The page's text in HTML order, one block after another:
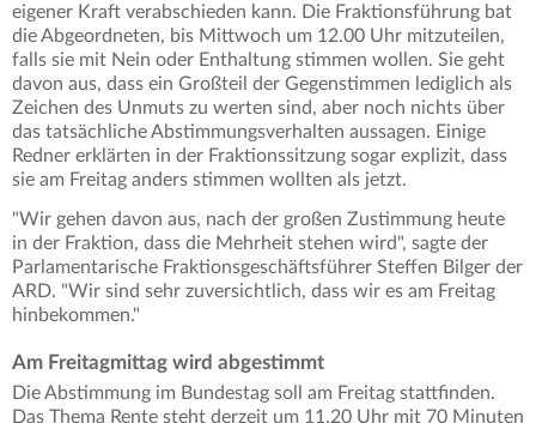
eigener Kraft verabschieden kann. Die Fraktionsführung bat
die Abgeordneten, bis Mittwoch um 12.00 Uhr mitzuteilen,
falls sie mit Nein oder Enthaltung stimmen wollen. Sie geht
davon aus, dass ein Großteil der Gegenstimmen lediglich als
Zeichen des Unmuts zu werten sind, aber noch nichts über
das tatsächliche Abstimmungsverhalten aussagen. Einige
Redner erklärten in der Fraktionssitzung sogar explizit, dass
sie am Freitag anders stimmen wollten als jetzt.
"Wir gehen davon aus, nach der großen Zustimmung heute
in der Fraktion, dass die Mehrheit stehen wird", sagte der
Parlamentarische Fraktionsgeschäftsführer Steffen Bilger der
ARD. "Wir sind sehr zuversichtlich, dass wir es am Freitag
hinbekommen."
Am Freitagmittag wird abgestimmt
Die Abstimmung im Bundestag soll am Freitag stattfinden.
Das Thema Rente steht derzeit um 11.20 Uhr mit 70 Minuten